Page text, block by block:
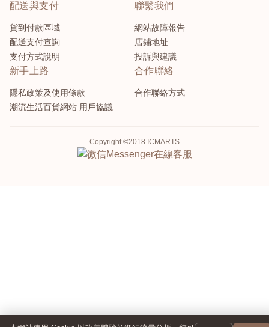
配送與支付
貨到付款區域
配送支付查詢
支付方式說明
聯繫我們
網站故障報告
店鋪地址
投訴與建議
新手上路
隱私政策及使用條款
潮流生活百貨網站 用戶協議
合作聯絡
合作聯絡方式
Copyright ©2018 ICMARTS
Messenger在線客服